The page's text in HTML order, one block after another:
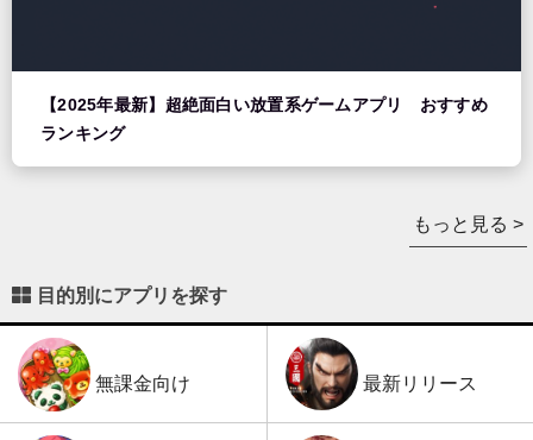
【2025年最新】超絶面白い放置系ゲームアプリ おすすめ
ランキング
もっと見る >
目的別にアプリを探す
無課金向け 最新リリース